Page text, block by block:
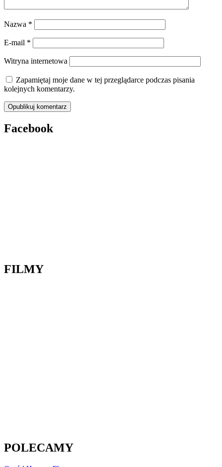
Nazwa *
E-mail *
Witryna internetowa
Zapamiętaj moje dane w tej przeglądarce podczas pisania
kolejnych komentarzy.
Facebook
FILMY
POLECAMY